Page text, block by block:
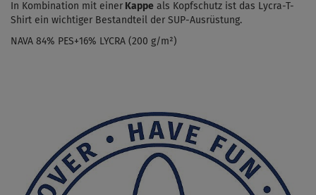
In Kombination mit einer Kappe als Kopfschutz ist das Lycra-T-
Shirt ein wichtiger Bestandteil der SUP-Ausrüstung.
NAVA 84% PES+16% LYCRA (200 g/m²)